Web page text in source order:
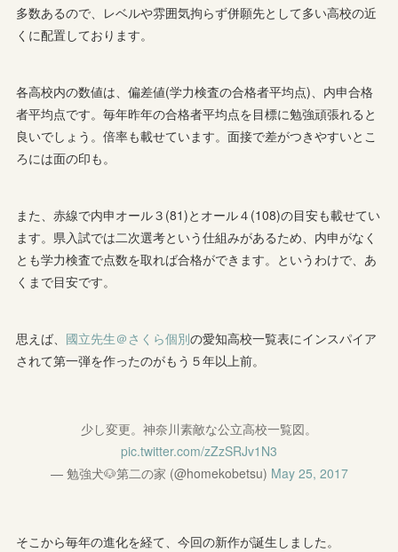
多数あるので、レベルや雰囲気拘らず併願先として多い高校の近
くに配置しております。
各高校内の数値は、偏差値(学力検査の合格者平均点)、内申合格
者平均点です。毎年昨年の合格者平均点を目標に勉強頑張れると
良いでしょう。倍率も載せています。面接で差がつきやすいとこ
ろには面の印も。
また、赤線で内申オール３(81)とオール４(108)の目安も載せてい
ます。県入試では二次選考という仕組みがあるため、内申がなく
とも学力検査で点数を取れば合格ができます。というわけで、あ
くまで目安です。
思えば、 國立先生＠さくら個別の愛知高校一覧表にインスパイア
されて第一弾を作ったのがもう５年以上前。
少し変更。神奈川素敵な公立高校一覧図。
pic.twitter.com/zZzSRJv1N3
— 勉強犬🐶第二の家 (@homekobetsu) May 25, 2017
そこから毎年の進化を経て、今回の新作が誕生しました。